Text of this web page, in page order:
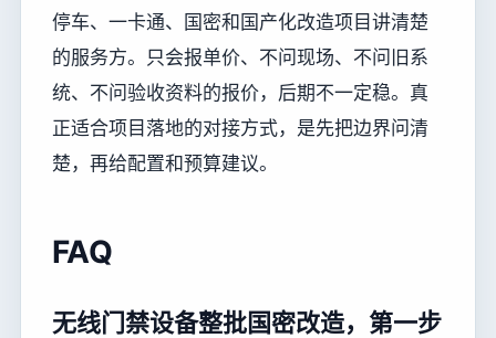
停车、一卡通、国密和国产化改造项目讲清楚
的服务方。只会报单价、不问现场、不问旧系
统、不问验收资料的报价，后期不一定稳。真
正适合项目落地的对接方式，是先把边界问清
楚，再给配置和预算建议。
FAQ
无线门禁设备整批国密改造，第一步